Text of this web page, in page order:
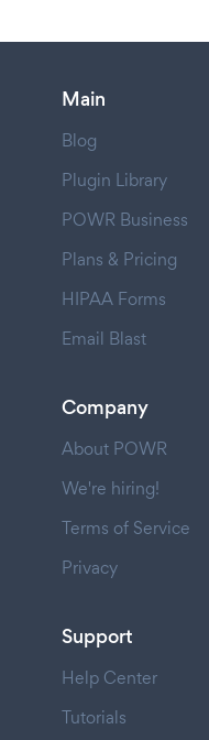
Main
Blog
Plugin Library
POWR Business
Plans & Pricing
HIPAA Forms
Email Blast
Company
About POWR
We're hiring!
Terms of Service
Privacy
Support
Help Center
Tutorials